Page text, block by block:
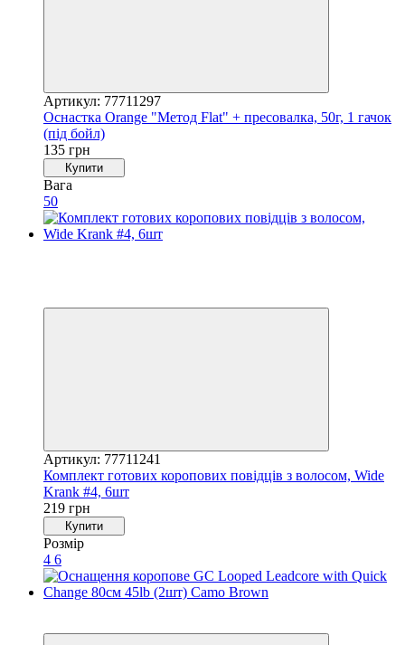
Артикул: 77711297
Оснастка Orange "Метод Flat" + пресовалка, 50г, 1 гачок
(під бойл)
135 грн
Купити
Вага
50
Артикул: 77711241
Комплект готових коропових повідців з волосом, Wide
Krank #4, 6шт
219 грн
Купити
Розмір
4 6